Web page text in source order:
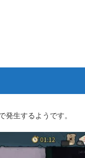
生するようです。